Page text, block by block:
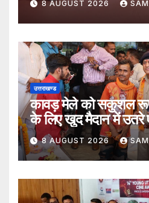
8 AUGUST 2026
उत्तराखण्ड
कावड़ मेले को सकुशल
के लिए खुद मैदान में उतरे
8 AUGUST 2026